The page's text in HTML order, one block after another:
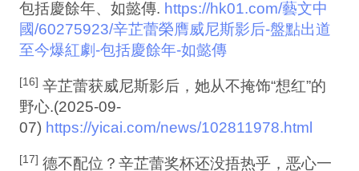
包括慶餘年、如懿傳. https://hk01.com/藝文中
國/60275923/辛芷蕾榮膺威尼斯影后-盤點出道
至今爆紅劇-包括慶餘年-如懿傳
[16] 辛芷蕾获威尼斯影后，她从不掩饰“想红”的
野心.(2025-09-
07) https://yicai.com/news/102811978.html
[17] 德不配位？辛芷蕾奖杯还没捂热乎，恶心一